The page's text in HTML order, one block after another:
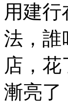
用建
法，誰
店，
漸亮了